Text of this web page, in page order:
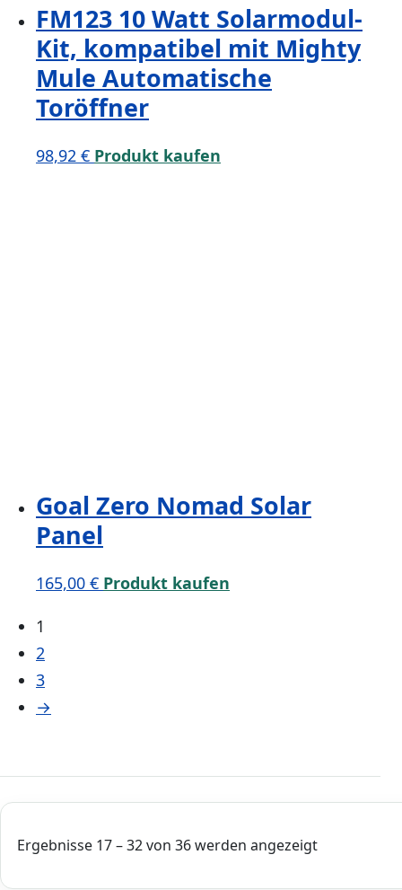
FM123 10 Watt Solarmodul-
Kit, kompatibel mit Mighty
Mule Automatische
Toröffner
98,92 € Produkt kaufen
Goal Zero Nomad Solar
Panel
165,00 € Produkt kaufen
1
2
3
→
Ergebnisse 17 – 32 von 36 werden angezeigt